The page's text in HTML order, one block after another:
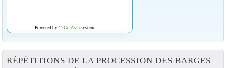
Powered by 12Go Asiasystem
RÉPÉTITIONS DE LA PROCESSION DES BARGES